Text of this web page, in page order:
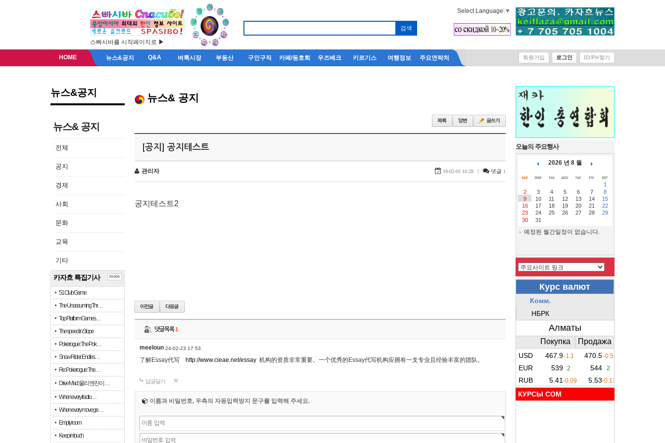
스빠시바를 시작페이지로 ▶
Select Language ▼
HOME 뉴스&공지 Q&A 벼룩시장 부동산 구인구직 카페/동호회 우즈베크 키르기스 여행정보 주요연락처 회원가입 로그인 ID/PW찾기
뉴스&공지
뉴스& 공지
전체
공지
경제
사회
문화
교육
기타
카자흐 특집기사
51 Club Game
The Unassuming Thr…
Top Platform Games…
The speed in Slope
Pokerogue: The Pok…
Snow Rider: Endles…
Re: Pokerogue: The…
Drive Mad: 물리 엔진이 …
When every fractio…
When every move ge…
Empty room
Keep in touch
more
뉴스& 공지
[공지] 공지테스트
관리자 18-02-05 16:28 | 댓글 1
공지테스트2
댓글목록1
meeloun 24-02-23 17:53
了解Essay代写 http://www.cieae.net/essay 机构的资质非常重要。一个优秀的Essay代写机构应拥有一支专业且经验丰富的团队。
답글달기
이름과 비밀번호, 우측의 자동입력방지 문구를 입력해 주세요.
오늘의 주요행사
2026 년 8 월
1
2
3 4 5 6 7
8
9
10 11 12 13 14
15
16
17 18 19 20 21
22
23
24 25 26 27 28
29
30
31
예정된 월간일정이 없습니다.
КУРСЫ COM